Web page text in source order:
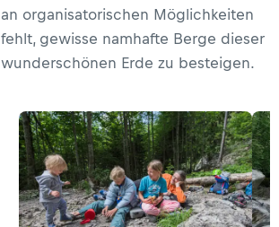
an organisatorischen Möglichkeiten
fehlt, gewisse namhafte Berge dieser
wunderschönen Erde zu besteigen.